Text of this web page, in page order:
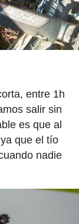
entre 1h
salir sin
es que al
que el tío
nadie